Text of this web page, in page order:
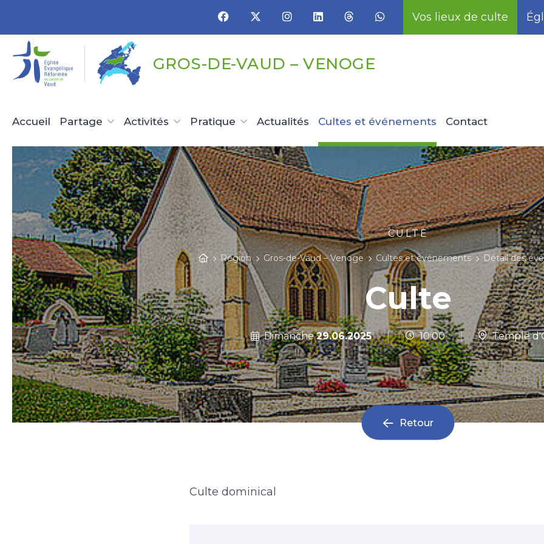
Vos lieux de culte
GROS-DE-VAUD – VENOGE
Accueil Partage Activités Pratique Actualités Cultes et événements Contact
CULTE
Région Gros-de-Vaud – Venoge Cultes et événements Détail des
Culte
Dimanche29.06.2025 | 10:00 | Temple
Retour
Culte dominical